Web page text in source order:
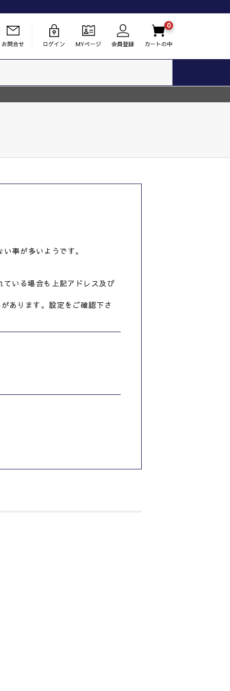
お問合せ ログイン MYページ 会員登録
0
カートの中
事が多いようです。
いる場合も上記アドレス及び
あります。設定をご確認下さ